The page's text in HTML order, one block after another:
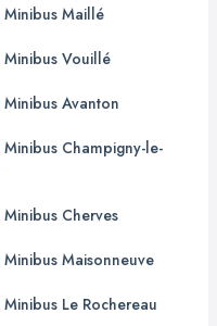
Minibus Maillé
Minibus Vouillé
Minibus Avanton
Minibus Champigny-le-
Minibus Cherves
Minibus Maisonneuve
Minibus Le Rochereau